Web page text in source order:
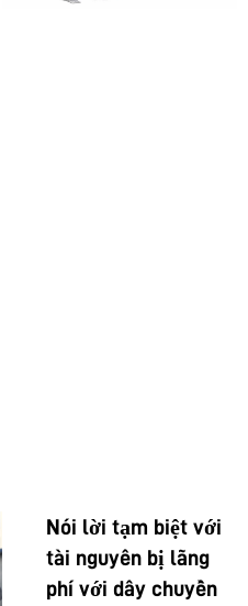
Nói lời tạm biệt với
tài nguyên bị lãng
phí với dây chuyền